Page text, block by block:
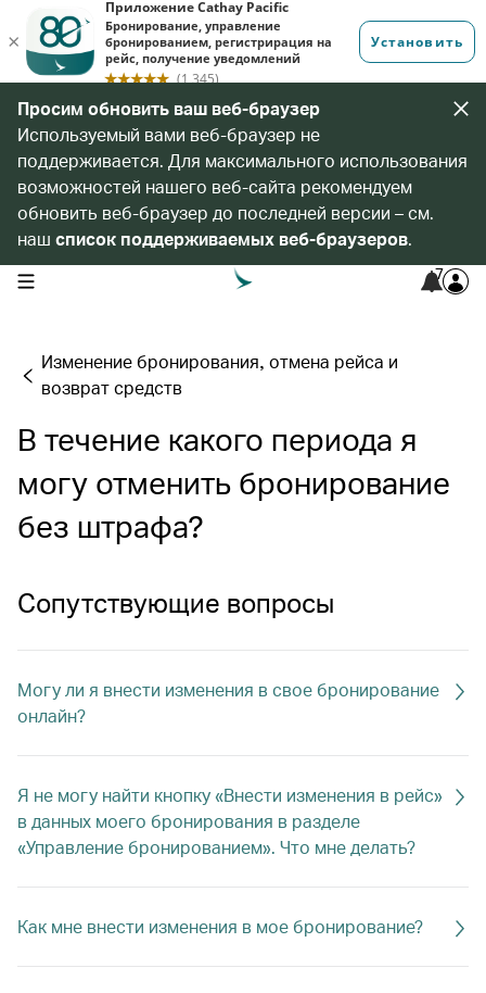
Просим обновить ваш веб-браузер
Используемый вами веб-браузер не
поддерживается. Для максимального использования
возможностей нашего веб-сайта рекомендуем
обновить веб-браузер до последней версии – см.
наш список поддерживаемых веб-браузеров.
open navigation menu 7
Изменение бронирования, отмена рейса и
возврат средств
В течение какого периода я
могу отменить бронирование
без штрафа?
Сопутствующие вопросы
Могу ли я внести изменения в свое бронирование
онлайн?
Я не могу найти кнопку «Внести изменения в рейс»
в данных моего бронирования в разделе
«Управление бронированием». Что мне делать?
Как мне внести изменения в мое бронирование?